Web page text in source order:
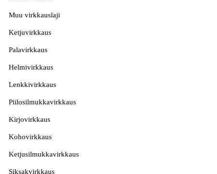
Muu virkkauslaji
Ketjuvirkkaus
Palavirkkaus
Helmivirkkaus
Lenkkivirkkaus
Piilosilmukkavirkkaus
Kirjovirkkaus
Kohovirkkaus
Ketjusilmukkavirkkaus
Siksakvirkkaus